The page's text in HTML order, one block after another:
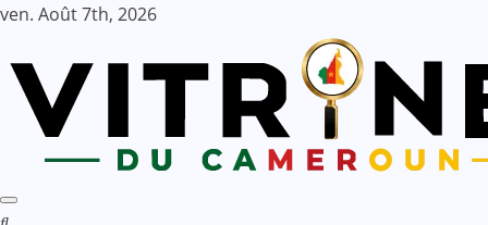
Skip
content
ven. Août 7th, 2026